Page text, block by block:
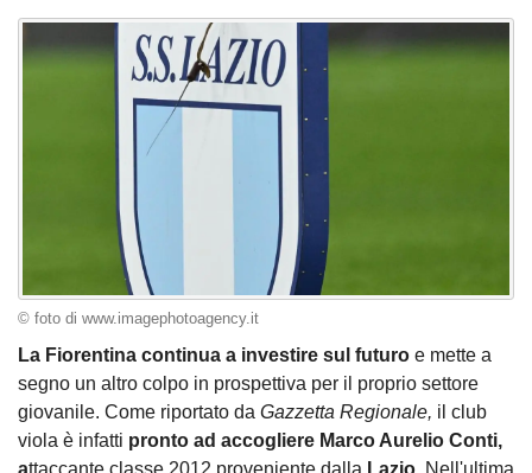
© foto di www.imagephotoagency.it
La Fiorentina continua a investire sul futuro e mette a
segno un altro colpo in prospettiva per il proprio settore
giovanile. Come riportato da Gazzetta Regionale, il club
viola è infatti pronto ad accogliere Marco Aurelio Conti,